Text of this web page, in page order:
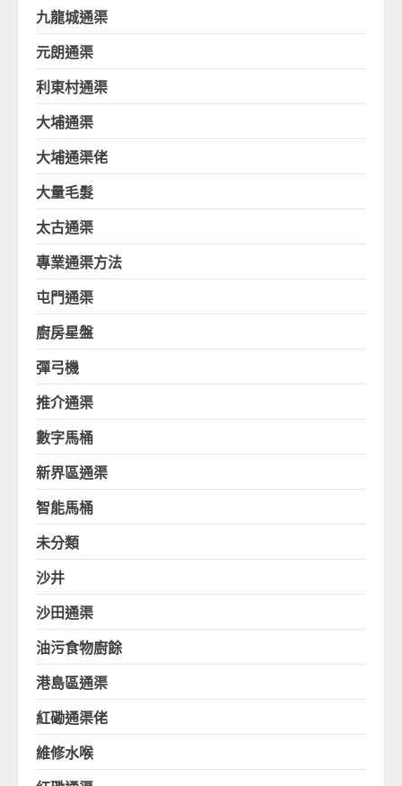
九龍城通渠
元朗通渠
利東村通渠
大埔通渠
大埔通渠佬
大量毛髮
太古通渠
專業通渠方法
屯門通渠
廚房星盤
彈弓機
推介通渠
數字馬桶
新界區通渠
智能馬桶
未分類
沙井
沙田通渠
油污食物廚餘
港島區通渠
紅磡通渠佬
維修水喉